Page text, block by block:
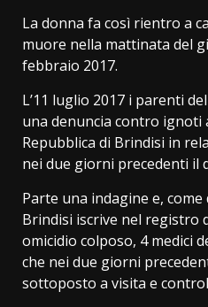
La donna fa così rientro a
muore nella mattinata del
febbraio 2017.
L’11 luglio 2017 i parenti
una denuncia contro ignoti
Repubblica di Brindisi in
nei due giorni precedenti il
Parte una indagine e,
Brindisi iscrive nel registro
omicidio colposo, 4 medici
che nei due giorni
sottoposto a visita e